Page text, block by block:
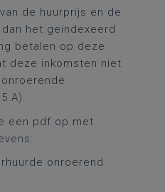
de huurprijs en de
het geïndexeerd
betalen op deze
deze inkomsten niet
een pdf op met
onroerend